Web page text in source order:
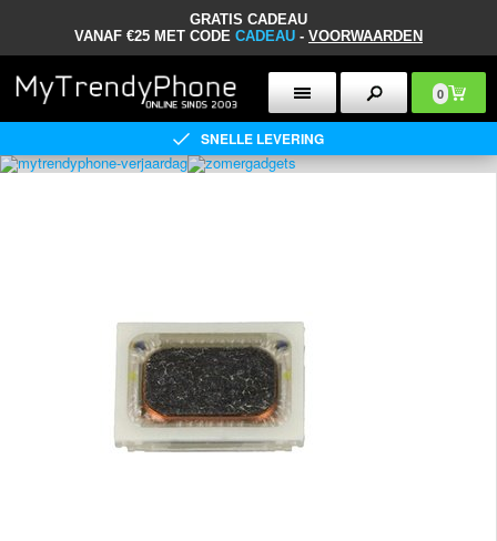
GRATIS CADEAU
VANAF €25 MET CODE CADEAU - VOORWAARDEN
0
SNELLE LEVERING